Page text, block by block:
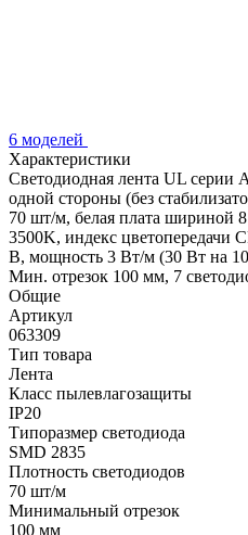
6 моделей
Характеристики
Светодиодная лента UL серии
одной стороны (без
70 шт/м, белая плата
3500K, индекс цветопередачи
В, мощность 3 Вт/м (30 Вт на
Мин. отрезок 100 мм, 7
Общие
Артикул
063309
Тип товара
Лента
Класс пылевлагозащиты
IP20
Типоразмер светодиода
SMD 2835
Плотность светодиодов
70 шт/м
Минимальный отрезок
100 мм